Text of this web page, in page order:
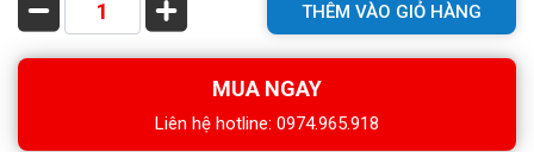
THÊM VÀO GIỎ HÀNG
MUA NGAY
Liên hệ hotline: 0974.965.918